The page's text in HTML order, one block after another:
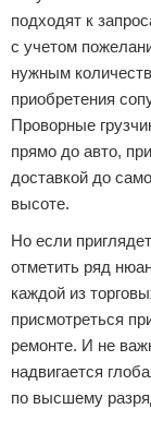
подходят к
с учетом
нужным
приобретения
Проворные
прямо до авто,
доставкой до
высоте.
Но если
отметить ряд
каждой из
присмотреться
ремонте. И не
надвигается
по высшему